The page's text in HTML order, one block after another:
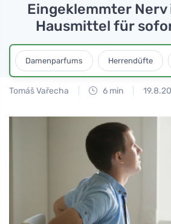
Eingeklemmter Nerv
Hausmittel für
Damenparfums Herrendüfte
Tomáš Vařecha 6 min